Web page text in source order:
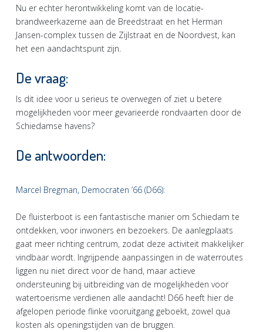
Nu er echter herontwikkeling komt van de locatie-
brandweerkazerne aan de Breedstraat en het Herman
Jansen-complex tussen de Zijlstraat en de Noordvest, kan
het een aandachtspunt zijn.
De vraag:
Is dit idee voor u serieus te overwegen of ziet u betere
mogelijkheden voor meer gevarieerde rondvaarten door de
Schiedamse havens?
De antwoorden:
Marcel Bregman, Democraten ’66 (D66):
De fluisterboot is een fantastische manier om Schiedam te
ontdekken, voor inwoners en bezoekers. De aanlegplaats
gaat meer richting centrum, zodat deze activiteit makkelijker
vindbaar wordt. Ingrijpende aanpassingen in de waterroutes
liggen nu niet direct voor de hand, maar actieve
ondersteuning bij uitbreiding van de mogelijkheden voor
watertoerisme verdienen alle aandacht! D66 heeft hier de
afgelopen periode flinke vooruitgang geboekt, zowel qua
kosten als openingstijden van de bruggen.